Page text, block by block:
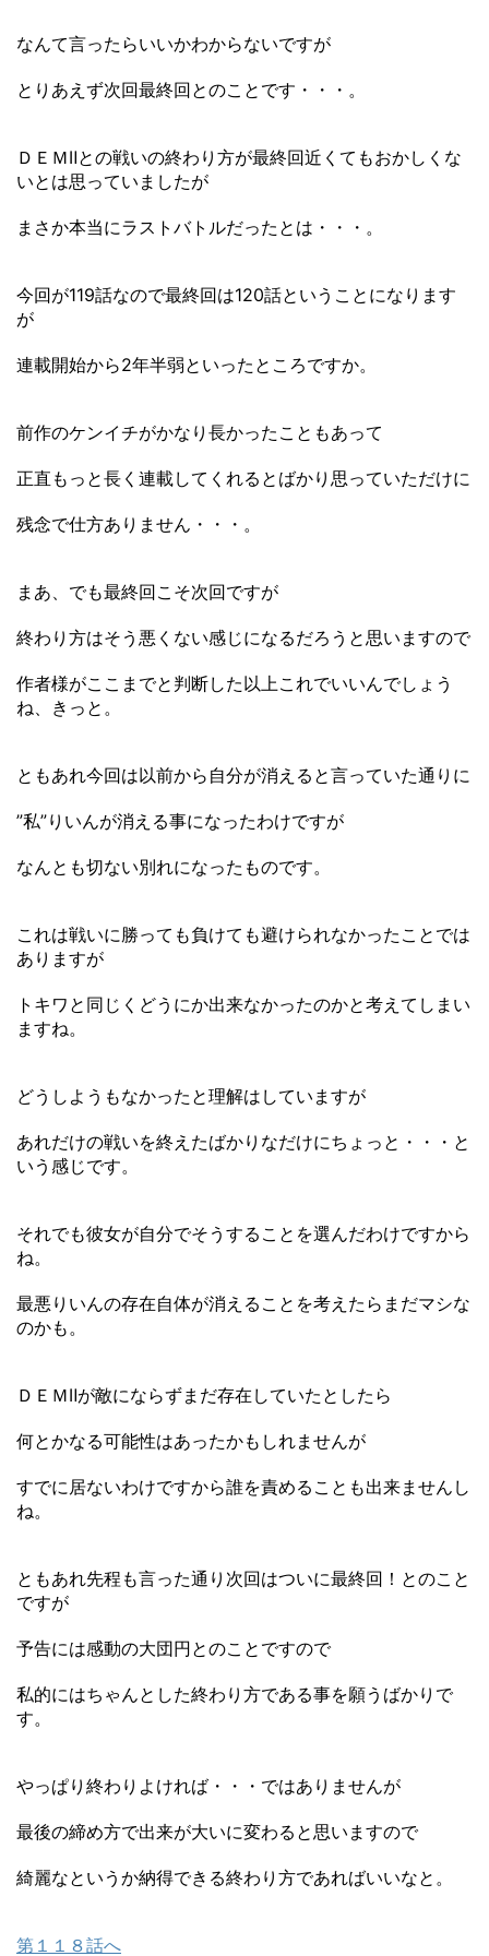
なんて言ったらいいかわからないですが
とりあえず次回最終回とのことです・・・。
ＤＥＭⅡとの戦いの終わり方が最終回近くてもおかしくな
いとは思っていましたが
まさか本当にラストバトルだったとは・・・。
今回が119話なので最終回は120話ということになります
が
連載開始から2年半弱といったところですか。
前作のケンイチがかなり長かったこともあって
正直もっと長く連載してくれるとばかり思っていただけに
残念で仕方ありません・・・。
まあ、でも最終回こそ次回ですが
終わり方はそう悪くない感じになるだろうと思いますので
作者様がここまでと判断した以上これでいいんでしょう
ね、きっと。
ともあれ今回は以前から自分が消えると言っていた通りに
”私”りいんが消える事になったわけですが
なんとも切ない別れになったものです。
これは戦いに勝っても負けても避けられなかったことでは
ありますが
トキワと同じくどうにか出来なかったのかと考えてしまい
ますね。
どうしようもなかったと理解はしていますが
あれだけの戦いを終えたばかりなだけにちょっと・・・と
いう感じです。
それでも彼女が自分でそうすることを選んだわけですから
ね。
最悪りいんの存在自体が消えることを考えたらまだマシな
のかも。
ＤＥＭⅡが敵にならずまだ存在していたとしたら
何とかなる可能性はあったかもしれませんが
すでに居ないわけですから誰を責めることも出来ませんし
ね。
ともあれ先程も言った通り次回はついに最終回！とのこと
ですが
予告には感動の大団円とのことですので
私的にはちゃんとした終わり方である事を願うばかりで
す。
やっぱり終わりよければ・・・ではありませんが
最後の締め方で出来が大いに変わると思いますので
綺麗なというか納得できる終わり方であればいいなと。
第１１８話へ